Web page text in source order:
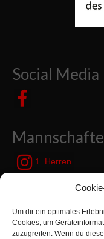
Um dir ein optimales
Cookies, um
zuzugreifen. Wenn du
Social Media
1. Herren
JSG Zetel /
Kategorien